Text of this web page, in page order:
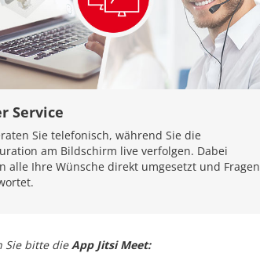
Service
Sie telefonisch, während Sie die
am Bildschirm live verfolgen. Dabei
alle Ihre Wünsche direkt umgesetzt und Fragen
Sie bitte dieApp Jitsi Meet: